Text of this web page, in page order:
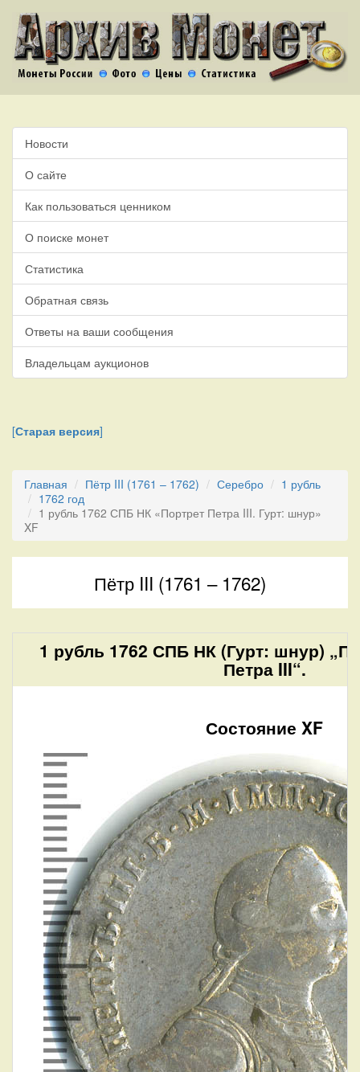
Новости
О сайте
Как пользоваться ценником
О поиске монет
Статистика
Обратная связь
Ответы на ваши сообщения
Владельцам аукционов
[Старая версия]
Главная Пётр III (1761 – 1762) Серебро
1 рубль
1762 год
1 рубль 1762 СПБ НК «Портрет Петра III. Гурт: шнур»
XF
Пётр III (1761 – 1762)
1 рубль 1762 СПБ НК (Гурт: шнур)
Петра III“.
Состояние XF